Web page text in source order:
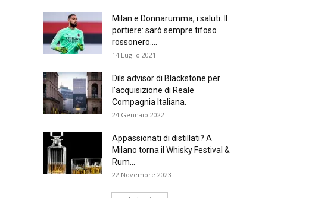
Milan e Donnarumma, i saluti. Il
portiere: sarò sempre tifoso
rossonero....
14 Luglio 2021
Dils advisor di Blackstone per
l’acquisizione di Reale
Compagnia Italiana.
24 Gennaio 2022
Appassionati di distillati? A
Milano torna il Whisky Festival &
Rum...
22 Novembre 2023